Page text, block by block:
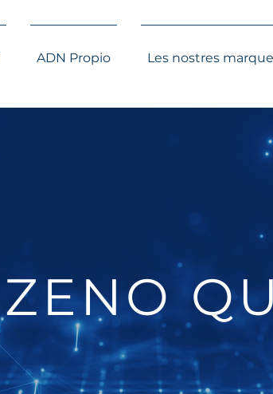
ADN Propio Les nostres